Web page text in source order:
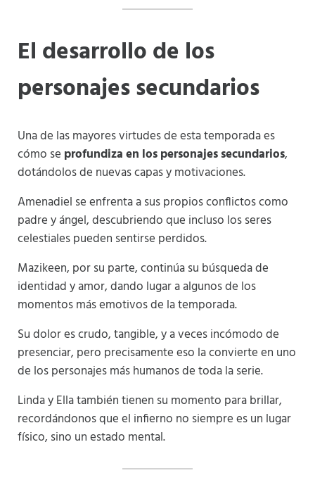
El desarrollo de los
personajes secundarios
Una de las mayores virtudes de esta temporada es
cómo se profundiza en los personajes secundarios,
dotándolos de nuevas capas y motivaciones.
Amenadiel se enfrenta a sus propios conflictos como
padre y ángel, descubriendo que incluso los seres
celestiales pueden sentirse perdidos.
Mazikeen, por su parte, continúa su búsqueda de
identidad y amor, dando lugar a algunos de los
momentos más emotivos de la temporada.
Su dolor es crudo, tangible, y a veces incómodo de
presenciar, pero precisamente eso la convierte en uno
de los personajes más humanos de toda la serie.
Linda y Ella también tienen su momento para brillar,
recordándonos que el infierno no siempre es un lugar
físico, sino un estado mental.